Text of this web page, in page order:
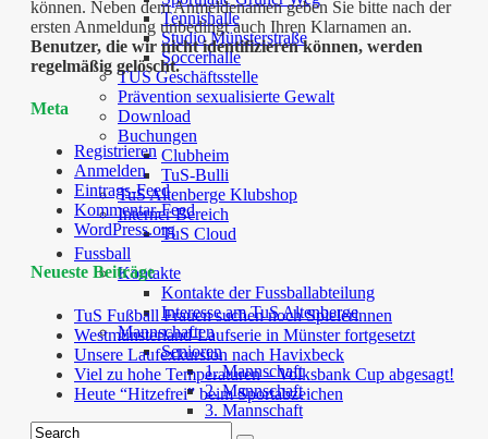
Tennishalle
Studio Münsterstraße
Soccerhalle
TUS Geschäftsstelle
Prävention sexualisierte Gewalt
Download
Buchungen
Clubheim
TuS-Bulli
TuS Altenberge Klubshop
Interner Bereich
TuS Cloud
Fussball
Kontakte
Kontakte der Fussballabteilung
Interesse am TuS Altenberge
Mannschaften
Senioren
1. Mannschaft
2. Mannschaft
3. Mannschaft
können. Neben dem Anmeldenamen geben Sie bitte nach der
ersten Anmeldung unbedingt auch Ihren Klarnamen an.
Benutzer, die wir nicht identifizieren können, werden
regelmäßig gelöscht.
Meta
Registrieren
Anmelden
Eintrags-Feed
Kommentar-Feed
WordPress.org
Neueste Beiträge
TuS Fußball Frauen suchen noch Spielerinnen
Westmünsterland-Laufserie in Münster fortgesetzt
Unsere Laufexkursion nach Havixbeck
Viel zu hohe Temperaturen – Volksbank Cup abgesagt!
Heute “Hitzefrei” beim Sportabzeichen